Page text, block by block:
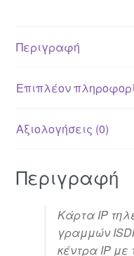
Περιγραφή
Επιπλέον
Αξιολογήσεις (0)
Περιγραφή
Κάρτα IP
γραμμών
κέντρα IP με